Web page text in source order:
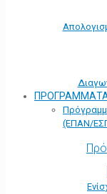
(ΕΠΑΝ/